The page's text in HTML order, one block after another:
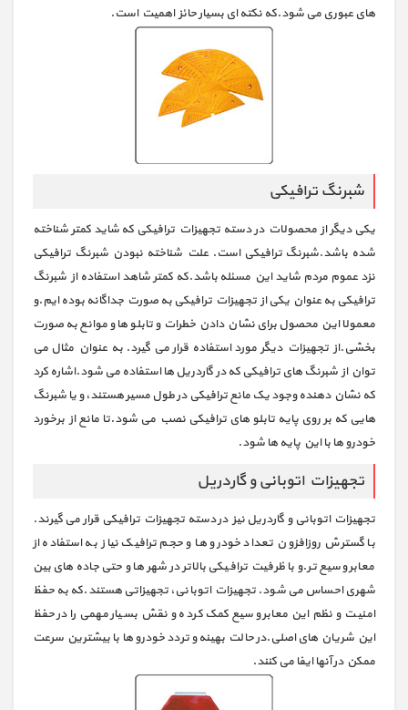
های عبوری می شود.که نکته ای بسیار حائز اهمیت است.
شبرنگ ترافیکی
یکی دیگر از محصولات در دسته تجهیزات ترافیکی که شاید کمتر شناخته
شده باشد.شبرنگ ترافیکی است. علت شناخته نبودن شبرنگ ترافیکی
نزد عموم مردم شاید این مسئله باشد.که کمتر شاهد استفاده از شبرنگ
ترافیکی به عنوان یکی از تجهیزات ترافیکی به صورت جداگانه بوده ایم.و
معمولا این محصول برای نشان دادن خطرات و تابلو ها و موانع به صورت
بخشی.از تجهیزات دیگر مورد استفاده قرار می گیرد. به عنوان مثال می
توان از شبرنگ های ترافیکی که در گاردریل ها استفاده می شود.اشاره کرد
که نشان دهنده وجود یک مانع ترافیکی در طول مسیر هستند، و یا شبرنگ
هایی که بر روی پایه تابلو های ترافیکی نصب می شود.تا مانع از برخورد
خودرو ها با این پایه ها شود.
تجهیزات اتوبانی و گاردریل
تجهیزات اتوبانی و گاردریل نیز در دسته تجهیزات ترافیکی قرار می گیرند.
با گسترش روزافزون تعداد خودرو ها و حجم ترافیک نیاز به استفاده از
معابر وسیع تر.و با ظرفیت ترافیکی بالاتر در شهر ها و حتی جاده های بین
شهری احساس می شود. تجهیزات اتوبانی، تجهیزاتی هستند.که به حفظ
امنیت و نظم این معابر وسیع کمک کرده و نقش بسیار مهمی را در حفظ
این شریان های اصلی.در حالت بهینه و تردد خودرو ها با بیشترین سرعت
ممکن در آنها ایفا می کنند.